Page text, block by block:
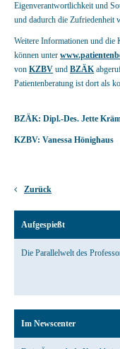
Eigenverantwortlichkeit und
und dadurch die Zufriedenheit
Weitere Informationen und die
können unter
von KZBV und BZÄK
Patientenberatung ist dort als
BZÄK: Dipl.-Des. Jette
KZBV: Vanessa Hönighaus
Zurück
Aufgespießt
Die Parallelwelt des
Im Newscenter